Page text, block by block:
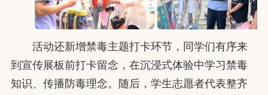
活动还新增禁毒主题打卡环节，同学们有序来
到宣传展板前打卡留念，在沉浸式体验中学习禁毒
知识、传播防毒理念。随后，学生志愿者代表整齐